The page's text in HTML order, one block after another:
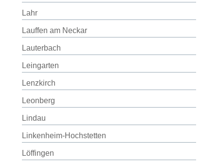
Lahr
Lauffen am Neckar
Lauterbach
Leingarten
Lenzkirch
Leonberg
Lindau
Linkenheim-Hochstetten
Löffingen